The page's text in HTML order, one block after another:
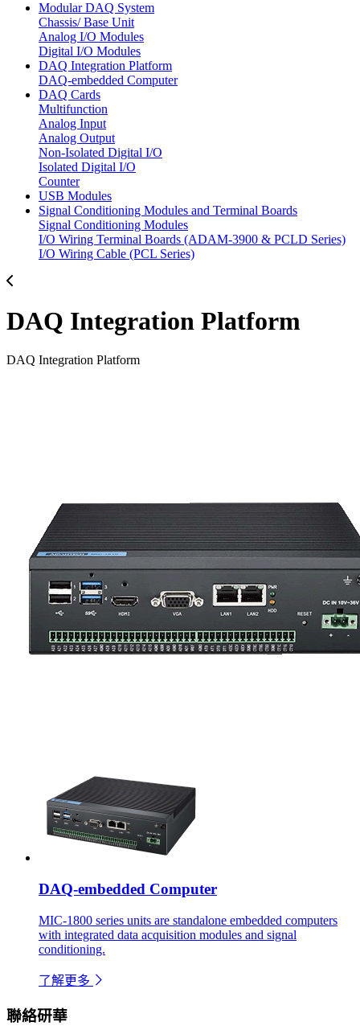
Modular DAQ System
Chassis/ Base Unit
Analog I/O Modules
Digital I/O Modules
DAQ Integration Platform
DAQ-embedded Computer
DAQ Cards
Multifunction
Analog Input
Analog Output
Non-Isolated Digital I/O
Isolated Digital I/O
Counter
USB Modules
Signal Conditioning Modules and Terminal Boards
Signal Conditioning Modules
I/O Wiring Terminal Boards (ADAM-3900 & PCLD Series)
I/O Wiring Cable (PCL Series)
DAQ Integration Platform
DAQ Integration Platform
DAQ-embedded Computer
MIC-1800 series units are standalone embedded computers
with integrated data acquisition modules and signal
conditioning.
了解更多
聯絡研華